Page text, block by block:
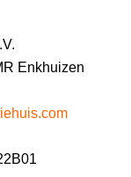
Enkhuizen